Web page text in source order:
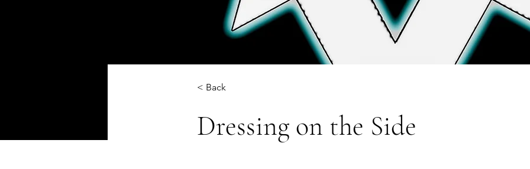
< Back
Dressing on the Side